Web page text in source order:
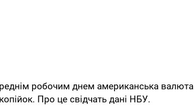
робочим днем американська валюта
Про це свідчать дані НБУ.